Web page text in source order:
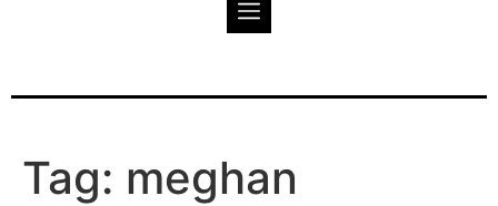
Tag: meghan